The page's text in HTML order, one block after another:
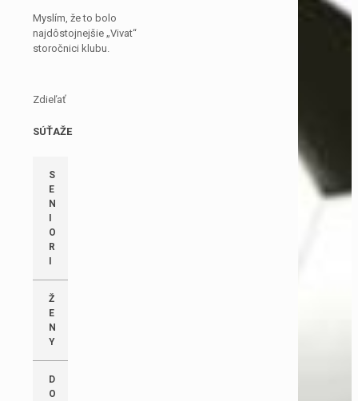
Myslím, že to bolo
najdôstojnejšie „Vivat“
storočnici klubu.
Zdieľať
SÚŤAŽE
S
E
N
O
R
Ž
E
N
Y
D
O